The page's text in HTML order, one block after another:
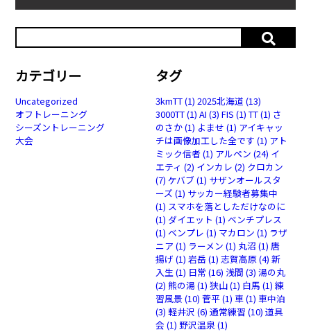
カテゴリー
Uncategorized
オフトレーニング
シーズントレーニング
大会
タグ
3kmTT(1) 2025北海道 (13)
3000TT(1) AI (3) FIS (1) TT(1) さ
のさか(1) よませ (1) アイキャッ
チは画像加工した全です (1) アト
ミック信者 (1) アルペン (24) イ
エティ (2) インカレ (2) クロカン
(7) ケバブ(1) サザンオールスタ
ーズ (1) サッカー経験者募集中
(1) スマホを落としただけなのに
(1) ダイエット (1) ベンチプレス
(1) ベンプレ (1) マカロン (1) ラザ
ニア (1) ラーメン (1) 丸沼 (1) 唐
揚げ (1) 岩岳 (1) 志賀高原(4) 新
入生(1) 日常 (16) 浅間 (3) 湯の丸
(2) 熊の湯(1) 狭山(1) 白馬 (1) 練
習風景(10) 菅平(1) 車(1) 車中泊
(3) 軽井沢 (6) 通常練習 (10) 道具
会 (1) 野沢温泉(1)